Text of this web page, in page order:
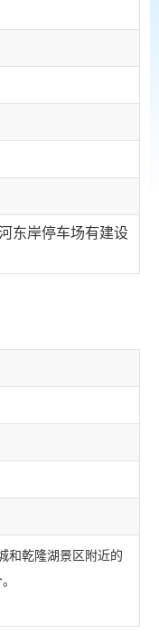
东岸停车场有建设
和乾隆湖景区附近的